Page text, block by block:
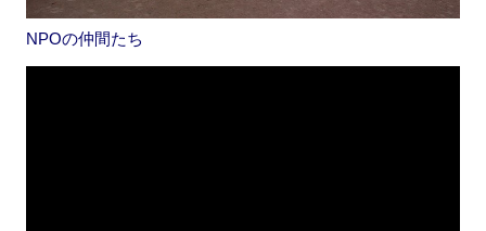
NPOの仲間たち